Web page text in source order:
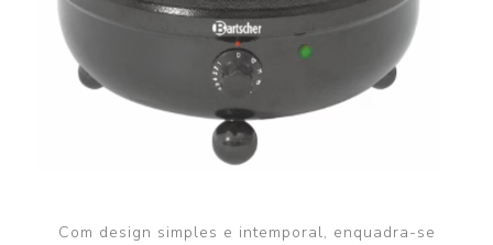
Com design simples e intemporal, enquadra-se